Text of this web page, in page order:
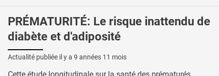
PRÉMATURITÉ: Le risque inattendu de
diabète et d'adiposité
Actualité publiée il y a 9 années 11 mois